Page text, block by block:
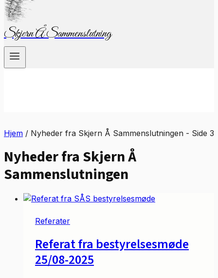
Skjern Å Sammenslutning
Hjem / Nyheder fra Skjern Å Sammenslutningen - Side 3
Nyheder fra Skjern Å
Sammenslutningen
Referater
Referat fra bestyrelsesmøde
25/08-2025